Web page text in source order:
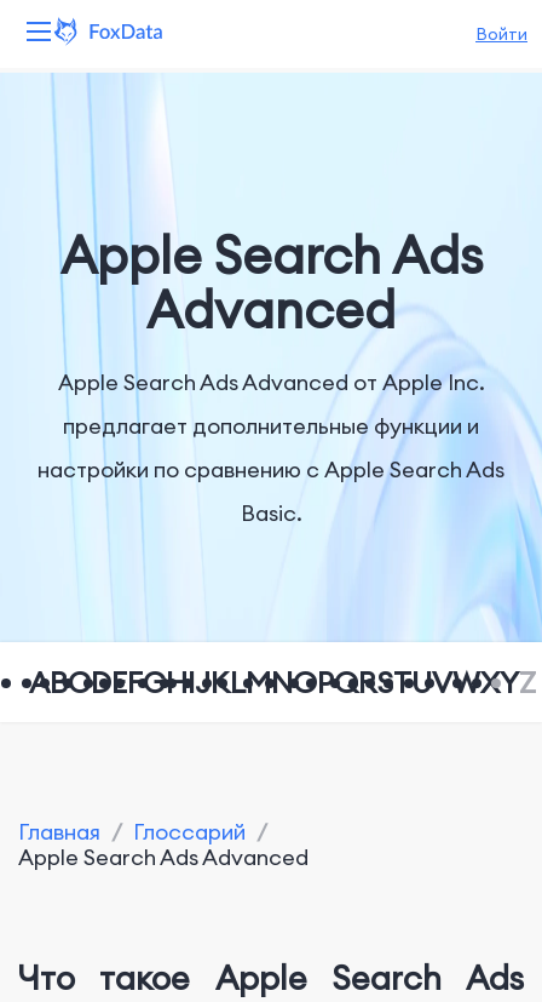
Войти
Решения
Ресурсы
Apple Search Ads
Advanced
Apple Search Ads Advanced от Apple Inc.
предлагает дополнительные функции и
настройки по сравнению с Apple Search Ads
Basic.
ABCDEFGHIJKLMNOPQRSTUVWXYZ
Главная / Глоссарий /
Apple Search Ads Advanced
Что такое Apple Search Ads